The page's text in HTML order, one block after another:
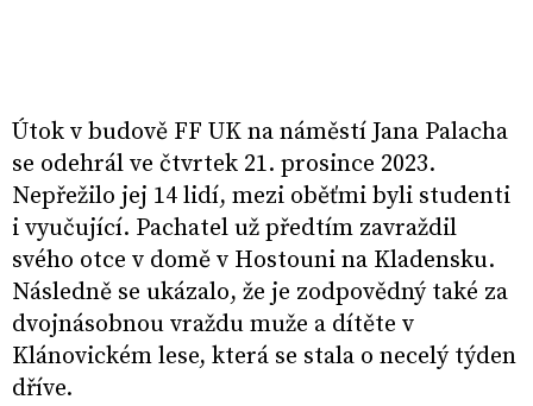
Útok v budově FF UK na náměstí Jana Palacha
se odehrál ve čtvrtek 21. prosince 2023.
Nepřežilo jej 14 lidí, mezi oběťmi byli studenti
i vyučující. Pachatel už předtím zavraždil
svého otce v domě v Hostouni na Kladensku.
Následně se ukázalo, že je zodpovědný také za
dvojnásobnou vraždu muže a dítěte v
Klánovickém lese, která se stala o necelý týden
dříve.